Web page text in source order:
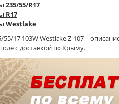
235/55/R17
R17
Westlake
17 103W Westlake Z-107 –
с доставкой по Крыму.